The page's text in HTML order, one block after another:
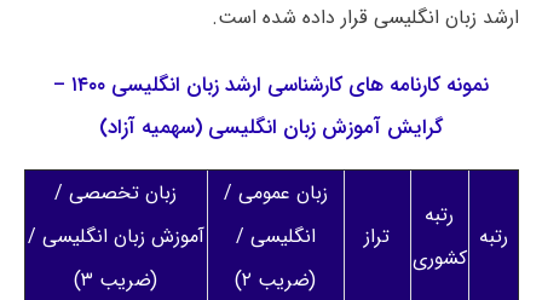
ارشد زبان انگلیسی قرار داده شده است.
نمونه کارنامه های کارشناسی ارشد زبان انگلیسی ۱۴۰۰ –
گرایش آموزش زبان انگلیسی (سهمیه آزاد)
رتبه
رتبه
کشوری
تراز
زبان عمومی /
انگلیسی /
(ضریب ۲)
زبان تخصصی /
آموزش زبان انگلیسی /
(ضریب ۳)